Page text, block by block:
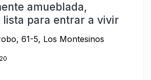
amueblada,
lista para entrar a vivir
61-5, Los Montesinos